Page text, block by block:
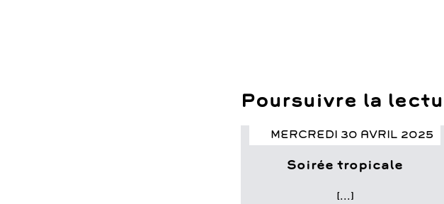
Poursuivre la
MERCREDI 30 AVRIL 2025
Soirée tropicale
[...]